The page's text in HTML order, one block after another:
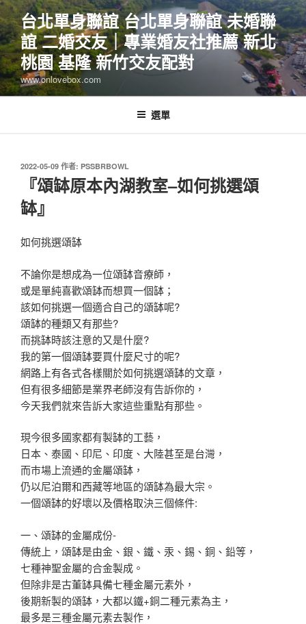
跳
至
主
要
內
容
台北單身聯誼 台北單身聯誼 未婚聯
誼 二婚交友｜專業婚友社推薦 新北
桃園 基隆 新竹交友配對
www.onlovebox.com
選單
發
2022-05-09 作者: PSSBRBOWL
『頌缽原本內湖教室–如何挑選頌
缽』
如何挑選頌缽
不論你是想成為一位頌缽音療師，
或是單純喜歡頌缽而想買一個缽；
該如何挑選一個適合自己的頌缽呢?
頌缽的種類又有那些?
而挑缽時該注意的又是什麼?
我的第一個頌缽要買什麼尺寸的呢?
網路上有各式各樣關於如何挑選頌缽的文章，
但有很多細節是業界老師沒有告訴你的，
今天我們就來告訴大家這些重點有那些。
現今很多國家都有製缽的工藝，
日本、泰國、印尼、印度、大陸甚至是台灣，
而巿場上流通的金屬頌缽，
仍以尼泊爾和西藏等地區的頌缽為最大宗。
一個頌缽的好壞以及價格取決三個條件:
一、頌缽的金屬成份-
傳統上，頌缽是由金、銀、鐵、汞、錫、銅、鉛等，
七種神聖金屬的合金製成。
但除非是古董缽具備七種金屬元素外，
後期新製的頌缽，大都以鐵+銅二種元素為主，
最多是三種金屬元素去製作，